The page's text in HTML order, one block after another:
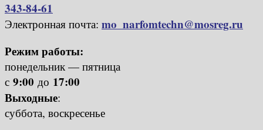
343-84-61
Электронная почта: mo_narfomtechn@mosreg.ru
Режим работы:
понедельник — пятница
с 9:00 до 17:00
Выходные:
суббота, воскресенье